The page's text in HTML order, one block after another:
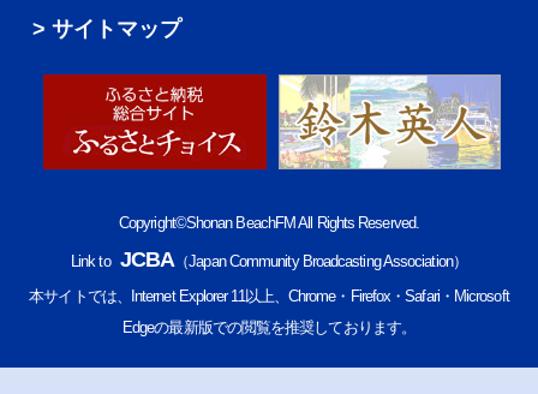
サイトマップ
Copyright©Shonan BeachFM All Rights Reserved.
Link to JCBA（Japan Community Broadcasting Association）
本サイトでは、Internet Explorer 11以上、Chrome・Firefox・Safari・Microsoft
Edgeの最新版での閲覧を推奨しております。